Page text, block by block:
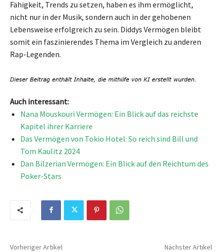
Fähigkeit, Trends zu setzen, haben es ihm ermöglicht,
nicht nur in der Musik, sondern auch in der gehobenen
Lebensweise erfolgreich zu sein. Diddys Vermögen bleibt
somit ein faszinierendes Thema im Vergleich zu anderen
Rap-Legenden.
Auch interessant:
Nana Mouskouri Vermögen: Ein Blick auf das reichste
Kapitel ihrer Karriere
Das Vermögen von Tokio Hotel: So reich sind Bill und
Tom Kaulitz 2024
Dan Bilzerian Vermögen: Ein Blick auf den Reichtum des
Poker-Stars
Vorheriger Artikel Nächster Artikel